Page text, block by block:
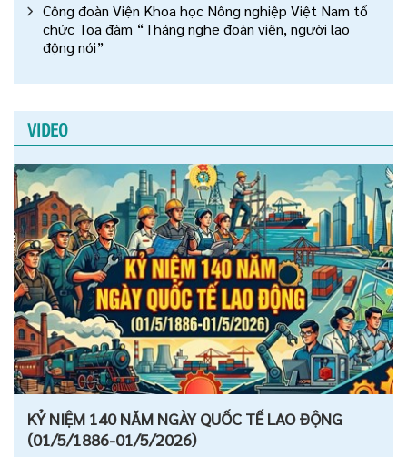
Công đoàn Viện Khoa học Nông nghiệp Việt Nam tổ
chức Tọa đàm “Tháng nghe đoàn viên, người lao
động nói”
VIDEO
KỶ NIỆM 140 NĂM NGÀY QUỐC TẾ LAO ĐỘNG
(01/5/1886-01/5/2026)